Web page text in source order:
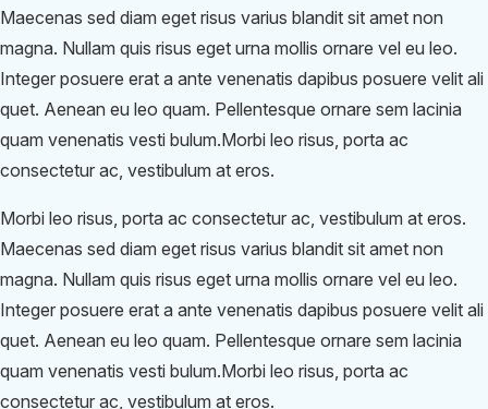
Maecenas sed diam eget risus varius blandit sit amet non
magna. Nullam quis risus eget urna mollis ornare vel eu leo.
Integer posuere erat a ante venenatis dapibus posuere velit ali
quet. Aenean eu leo quam. Pellentesque ornare sem lacinia
quam venenatis vesti bulum.Morbi leo risus, porta ac
consectetur ac, vestibulum at eros.
Morbi leo risus, porta ac consectetur ac, vestibulum at eros.
Maecenas sed diam eget risus varius blandit sit amet non
magna. Nullam quis risus eget urna mollis ornare vel eu leo.
Integer posuere erat a ante venenatis dapibus posuere velit ali
quet. Aenean eu leo quam. Pellentesque ornare sem lacinia
quam venenatis vesti bulum.Morbi leo risus, porta ac
consectetur ac, vestibulum at eros.